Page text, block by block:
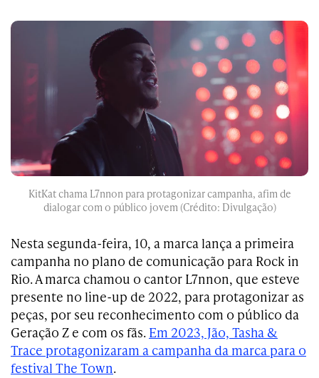
KitKat chama L7nnon para protagonizar campanha, afim de
dialogar com o público jovem (Crédito: Divulgação)
Nesta segunda-feira, 10, a marca lança a primeira
campanha no plano de comunicação para Rock in
Rio. A marca chamou o cantor L7nnon, que esteve
presente no line-up de 2022, para protagonizar as
peças, por seu reconhecimento com o público da
Geração Z e com os fãs. Em 2023, Jão, Tasha &
Trace protagonizaram a campanha da marca para o
festival The Town.